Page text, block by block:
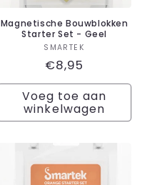
Magnetische Bouwblokken
Starter Set - Geel
Verkoper:
SMARTEK
Normale
prijs
€8,95
Voeg toe aan
winkelwagen